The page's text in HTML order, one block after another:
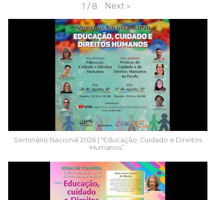
1 / 8 Next »
Seminário Nacional 2026 | “Educação, Cuidado e Direitos
Humanos”.